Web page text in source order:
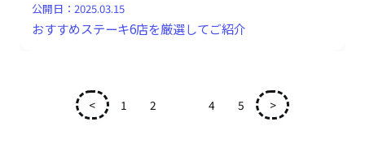
公開日：2025.03.15
おすすめステーキ6店を厳選してご紹介
< 1 2 4 5 >